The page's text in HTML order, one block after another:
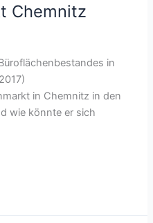
Chemnitz
in
in Chemnitz in den
wie könnte er sich